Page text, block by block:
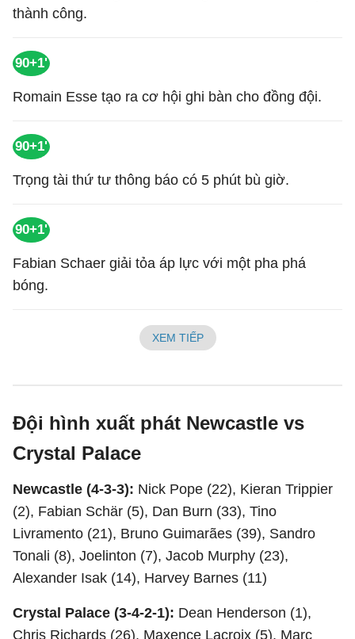
thành công.
90+1'
Romain Esse tạo ra cơ hội ghi bàn cho đồng đội.
90+1'
Trọng tài thứ tư thông báo có 5 phút bù giờ.
90+1'
Fabian Schaer giải tỏa áp lực với một pha phá
bóng.
XEM TIẾP
Đội hình xuất phát Newcastle vs
Crystal Palace
Newcastle (4-3-3): Nick Pope (22), Kieran Trippier
(2), Fabian Schär (5), Dan Burn (33), Tino
Livramento (21), Bruno Guimarães (39), Sandro
Tonali (8), Joelinton (7), Jacob Murphy (23),
Alexander Isak (14), Harvey Barnes (11)
Crystal Palace (3-4-2-1): Dean Henderson (1),
Chris Richards (26), Maxence Lacroix (5), Marc